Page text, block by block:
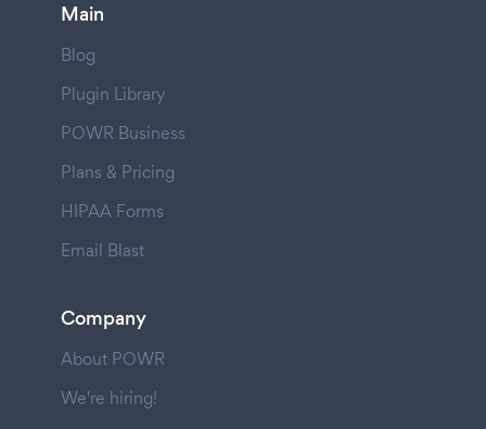
Main
Blog
Plugin Library
POWR Business
Plans & Pricing
HIPAA Forms
Email Blast
Company
About POWR
We're hiring!